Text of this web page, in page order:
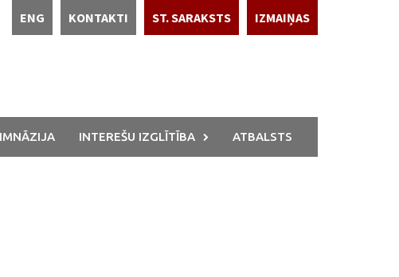
IZMAIŅAS
ST. SARAKSTS
KONTAKTI
ENG
INTEREŠU IZGLĪTĪBA ATBALSTS